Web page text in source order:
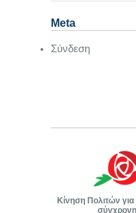
Meta
Σύνδεση
Κίνηση Πολιτών για